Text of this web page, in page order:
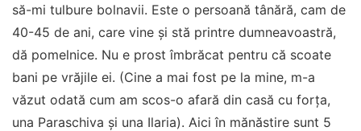
să-mi tulbure bolnavii. Este o persoană tânără, cam de
40-45 de ani, care vine și stă printre dumneavoastră,
dă pomelnice. Nu e prost îmbrăcat pentru că scoate
bani pe vrăjile ei. (Cine a mai fost pe la mine, m-a
văzut odată cum am scos-o afară din casă cu forța,
una Paraschiva și una Ilaria). Aici în mănăstire sunt 5